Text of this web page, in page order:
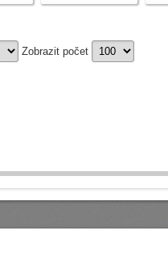
Zobrazit počet